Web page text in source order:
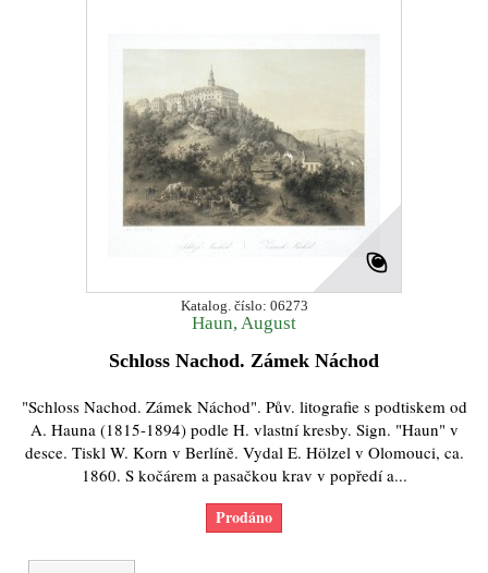
Katalog. číslo: 06273
Haun, August
Schloss Nachod. Zámek Náchod
"Schloss Nachod. Zámek Náchod". Pův. litografie s podtiskem od
A. Hauna (1815-1894) podle H. vlastní kresby. Sign. "Haun" v
desce. Tiskl W. Korn v Berlíně. Vydal E. Hölzel v Olomouci, ca.
1860. S kočárem a pasačkou krav v popředí a...
Prodáno